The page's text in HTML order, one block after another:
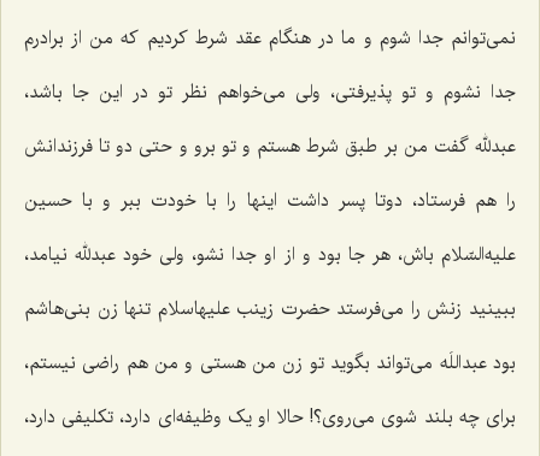
نمی‌توانم جدا شوم و ما در هنگام عقد شرط کردیم که من از برادرم
جدا نشوم و تو پذیرفتی، ولی می‌خواهم نظر تو در این جا باشد،
عبدلله گفت من بر طبق شرط هستم و تو برو و حتی دو تا فرزندانش
را هم فرستاد، دوتا پسر داشت اینها را با خودت ببر و با حسین
علیه‌السّلام باش، هر جا بود و از او جدا نشو، ولی خود عبدلله نیامد،
ببینید زنش را می‌فرستد حضرت زینب علیهاسلام تنها زن بنی‌هاشم
بود عبداللَه می‌تواند بگوید تو زن من هستی و من هم راضی نیستم،
برای چه بلند شوی می‌روی؟! حالا او یک وظیفه‌ای دارد، تکلیفی دارد،